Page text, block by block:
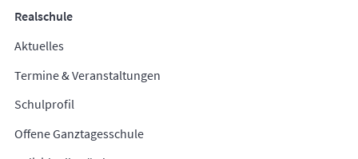
Realschule
Aktuelles
Termine & Veranstaltungen
Schulprofil
Offene Ganztagesschule